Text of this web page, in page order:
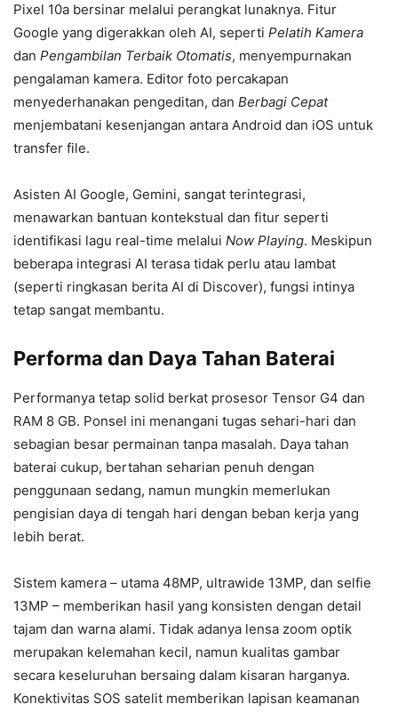
Pixel 10a bersinar melalui perangkat lunaknya. Fitur
Google yang digerakkan oleh AI, seperti Pelatih Kamera
dan Pengambilan Terbaik Otomatis, menyempurnakan
pengalaman kamera. Editor foto percakapan
menyederhanakan pengeditan, dan Berbagi Cepat
menjembatani kesenjangan antara Android dan iOS untuk
transfer file.
Asisten AI Google, Gemini, sangat terintegrasi,
menawarkan bantuan kontekstual dan fitur seperti
identifikasi lagu real-time melalui Now Playing. Meskipun
beberapa integrasi AI terasa tidak perlu atau lambat
(seperti ringkasan berita AI di Discover), fungsi intinya
tetap sangat membantu.
Performa dan Daya Tahan Baterai
Performanya tetap solid berkat prosesor Tensor G4 dan
RAM 8 GB. Ponsel ini menangani tugas sehari-hari dan
sebagian besar permainan tanpa masalah. Daya tahan
baterai cukup, bertahan seharian penuh dengan
penggunaan sedang, namun mungkin memerlukan
pengisian daya di tengah hari dengan beban kerja yang
lebih berat.
Sistem kamera – utama 48MP, ultrawide 13MP, dan selfie
13MP – memberikan hasil yang konsisten dengan detail
tajam dan warna alami. Tidak adanya lensa zoom optik
merupakan kelemahan kecil, namun kualitas gambar
secara keseluruhan bersaing dalam kisaran harganya.
Konektivitas SOS satelit memberikan lapisan keamanan